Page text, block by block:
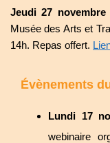
Jeudi 27
Musée des Arts et
14h. Repas offert.
Évènements
Lundi 17
webinaire